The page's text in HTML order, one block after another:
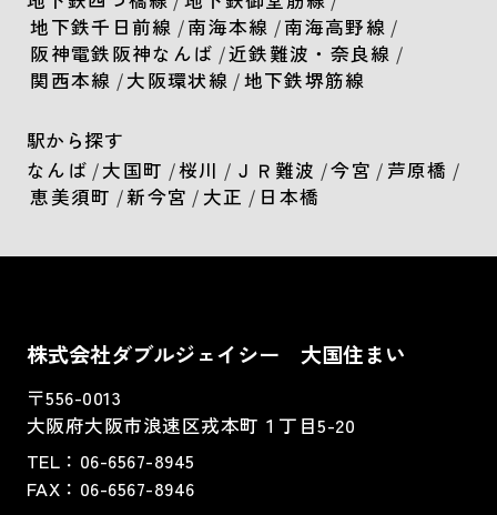
地下鉄千日前線 /南海本線 /南海高野線 /
阪神電鉄阪神なんば /近鉄難波・奈良線 /
関西本線 /大阪環状線 /地下鉄堺筋線
駅から探す
なんば /大国町 /桜川 / ＪＲ難波 /今宮 / 芦原橋 /
恵美須町 /新今宮 / 大正 / 日本橋
株式会社ダブルジェイシー 大国住まい
〒556-0013
大阪府大阪市浪速区戎本町１丁目5-20
TEL： 06-6567-8945
FAX：06-6567-8946